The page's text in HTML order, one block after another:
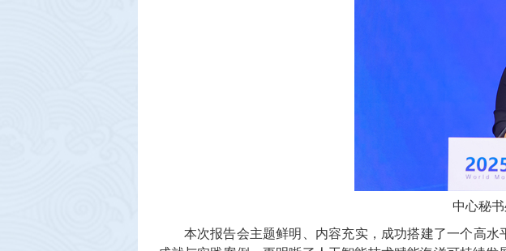
中心秘
本次报告会主题鲜明、内容充实，成功搭建了一个高